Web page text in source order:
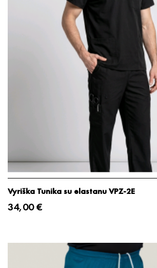
Vyriška Tunika su elastanu VPZ-2E
34,00 €